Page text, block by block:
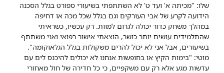
שלו: "מכיתה א' ועד ט' לא השתתפתי בשיעורי ספורט בגלל הסכנה
הידועה לקרע של אבי העורקים וגם בגלל שכל מכה או דחיפה
במהלך משחק כדור יכולה לגרום למוות. רק עכשיו, כשראיתי
שהתלמידים עושים יותר כושר, הוצאתי אישור רפואי ואני משתתף
בשיעורים, אבל אני לא יכול להרים משקולות בגלל הגלאוקומה".
מוטי: "בימות הקיץ או בחופשות אנחנו לא יכולים להיכנס לים עם
עדשות מגע אלא רק עם משקפיים, כי כל חדירה של חול מאחורי